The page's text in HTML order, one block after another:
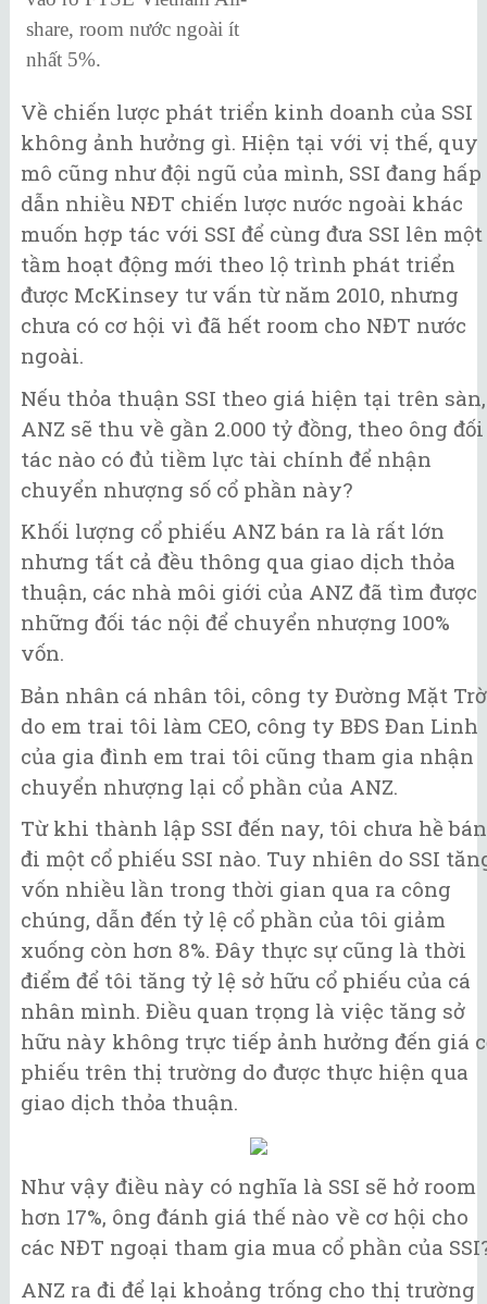
share, room nước ngoài ít
nhất 5%.
Về chiến lược phát triển kinh doanh của SSI
không ảnh hưởng gì. Hiện tại với vị thế, quy
mô cũng như đội ngũ của mình, SSI đang hấp
dẫn nhiều NĐT chiến lược nước ngoài khác
muốn hợp tác với SSI để cùng đưa SSI lên một
tầm hoạt động mới theo lộ trình phát triển
được McKinsey tư vấn từ năm 2010, nhưng
chưa có cơ hội vì đã hết room cho NĐT nước
ngoài.
Nếu thỏa thuận SSI theo giá hiện tại trên sàn,
ANZ sẽ thu về gần 2.000 tỷ đồng, theo ông đối
tác nào có đủ tiềm lực tài chính để nhận
chuyển nhượng số cổ phần này?
Khối lượng cổ phiếu ANZ bán ra là rất lớn
nhưng tất cả đều thông qua giao dịch thỏa
thuận, các nhà môi giới của ANZ đã tìm được
những đối tác nội để chuyển nhượng 100%
vốn.
Bản nhân cá nhân tôi, công ty Đường Mặt
do em trai tôi làm CEO, công ty BĐS Đan Linh
của gia đình em trai tôi cũng tham gia nhận
chuyển nhượng lại cổ phần của ANZ.
Từ khi thành lập SSI đến nay, tôi chưa hề bán
đi một cổ phiếu SSI nào. Tuy nhiên do SSI
vốn nhiều lần trong thời gian qua ra công
chúng, dẫn đến tỷ lệ cổ phần của tôi giảm
xuống còn hơn 8%. Đây thực sự cũng là thời
điểm để tôi tăng tỷ lệ sở hữu cổ phiếu của cá
nhân mình. Điều quan trọng là việc tăng sở
hữu này không trực tiếp ảnh hưởng đến giá
phiếu trên thị trường do được thực hiện qua
giao dịch thỏa thuận.
Như vậy điều này có nghĩa là SSI sẽ hở room
hơn 17%, ông đánh giá thế nào về cơ hội cho
các NĐT ngoại tham gia mua cổ phần của
ANZ ra đi để lại khoảng trống cho thị trường